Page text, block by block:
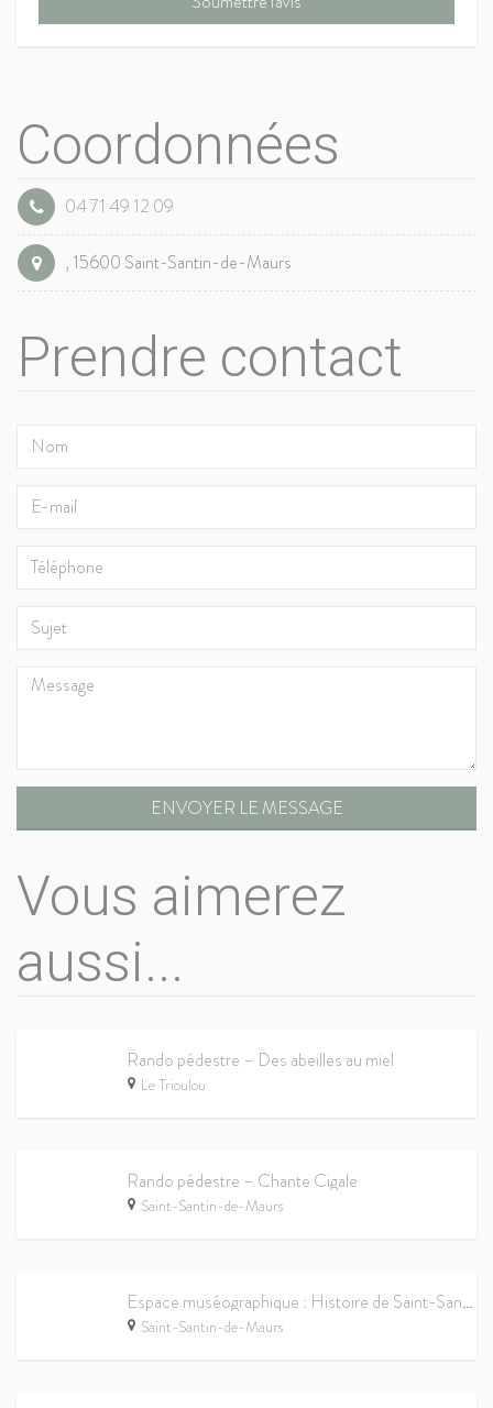
Coordonnées
04 71 49 12 09
, 15600 Saint-Santin-de-Maurs
Prendre contact
ENVOYER LE MESSAGE
Vous aimerez
aussi...
Rando pédestre – Des abeilles au miel
Le Trioulou
Rando pédestre – Chante Cigale
Saint-Santin-de-Maurs
Espace muséographique : Histoire de Saint-Santin
Saint-Santin-de-Maurs